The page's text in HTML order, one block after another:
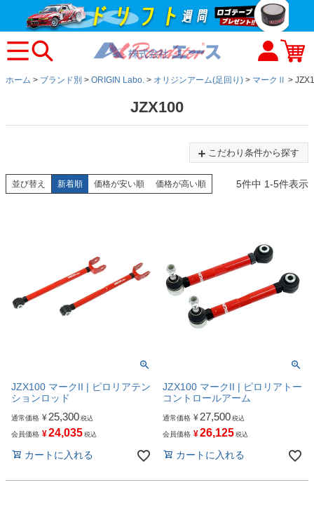
ホーム ブランド別 ORIGIN Labo. オリジンアーム(足回り) マークⅡ
JZX100
こだわり条件から探す
並び替え 新着順 価格が安い順 価格が高い順 5件中 1-5件表示
JZX100 マークII | ピロリアテン
ションロッド
通常価格 ¥ 25,300 税込
会員価格 ¥24,035 税込
カートに入れる
JZX100 マークII | ピロリアトー
コントロールアーム
通常価格 ¥ 27,500 税込
会員価格 ¥26,125 税込
カートに入れる